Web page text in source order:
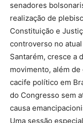
senadores
realização de
Constituição e
controverso no
Santarém, cresce a
movimento, além
cacife político em
do Congresso sem
causa
Uma sessão